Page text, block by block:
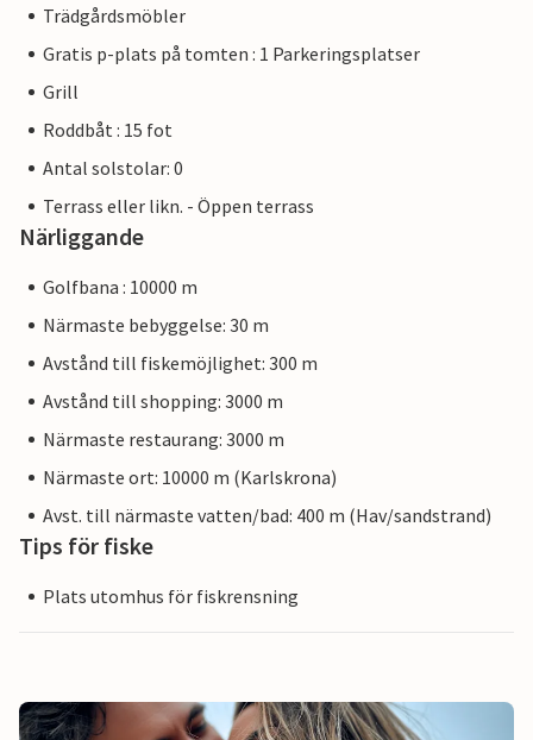
Trädgårdsmöbler
Gratis p-plats på tomten : 1 Parkeringsplatser
Grill
Roddbåt : 15 fot
Antal solstolar: 0
Terrass eller likn. - Öppen terrass
Närliggande
Golfbana : 10000 m
Närmaste bebyggelse: 30 m
Avstånd till fiskemöjlighet: 300 m
Avstånd till shopping: 3000 m
Närmaste restaurang: 3000 m
Närmaste ort: 10000 m (Karlskrona)
Avst. till närmaste vatten/bad: 400 m (Hav/sandstrand)
Tips för fiske
Plats utomhus för fiskrensning